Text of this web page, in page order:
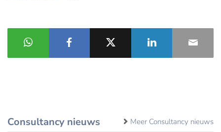
Consultancy nieuws Meer Consultancy nieuws